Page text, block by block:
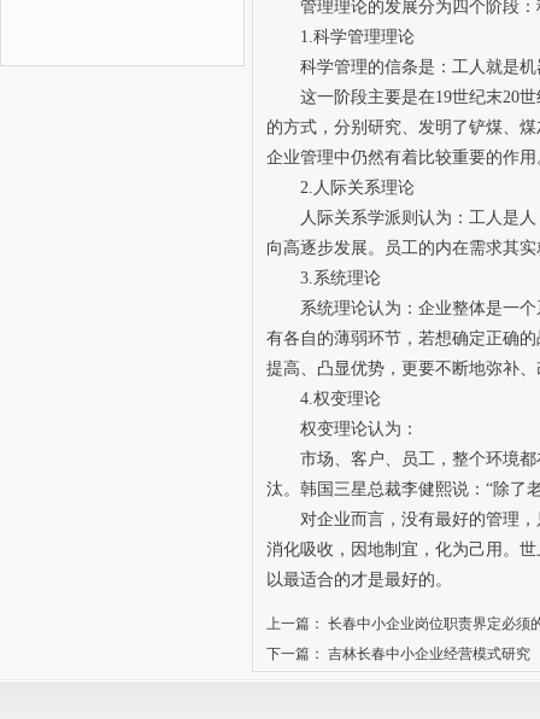
管理理论的发展分为四个阶段
1.科学管理理论
科学管理的信条是：工人就是
这一阶段主要是在19世纪末20
的方式，分别研究、发明了铲煤、
企业管理中仍然有着比较重要的作
2.人际关系理论
人际关系学派则认为：工人是
向高逐步发展。员工的内在需求其
3.系统理论
系统理论认为：企业整体是一
有各自的薄弱环节，若想确定正确
提高、凸显优势，更要不断地弥补
4.权变理论
权变理论认为：
市场、客户、员工，整个环境
汰。韩国三星总裁李健熙说：“除了
对企业而言，没有最好的管理
消化吸收，因地制宜，化为己用。
以最适合的才是最好的。
上一篇： 长春中小企业岗位职责界定必须
下一篇： 吉林长春中小企业经营模式研究